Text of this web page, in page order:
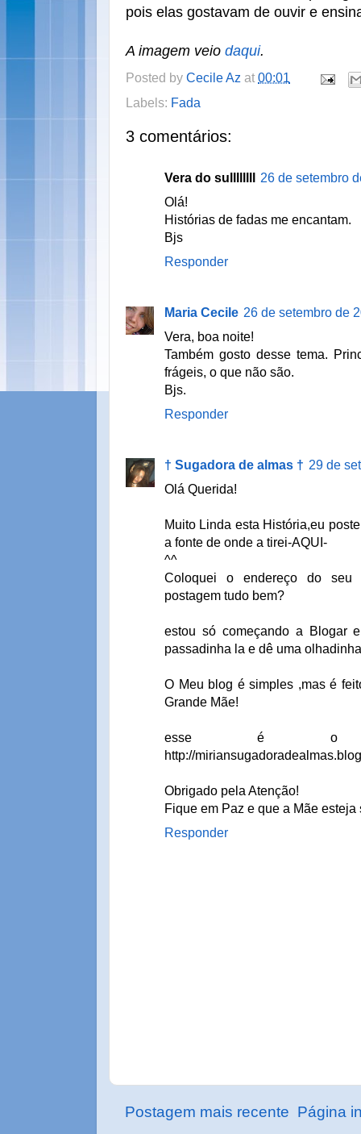
pois elas gostavam de ouvir e
A imagem veio daqui.
Posted by Cecile Az at 00:01
Labels: Fada
3 comentários:
Vera do sullllllll
26 de setembro
Olá!
Histórias de fadas me encantam.
Bjs
Responder
Maria Cecile 26 de setembro de
Vera, boa noite!
Também gosto desse tema.
frágeis, o que não são.
Bjs.
Responder
† Sugadora de almas † 29 de
Olá Querida!
Muito Linda esta História,eu
a fonte de onde a tirei-AQUI-
^^
Coloquei o endereço do seu
postagem tudo bem?
estou só começando a Blogar
passadinha la e dê uma
O Meu blog é simples ,mas é
Grande Mãe!
esse é o
http://
Obrigado pela Atenção!
Fique em Paz e que a Mãe
Responder
Postagem mais recente Página